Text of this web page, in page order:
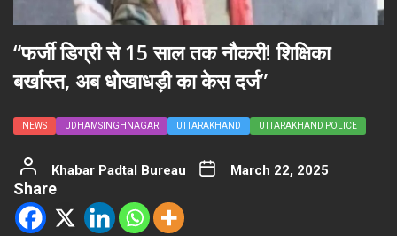
“फर्जी डिग्री से 15 साल तक नौकरी! शिक्षिका
बर्खास्त, अब धोखाधड़ी का केस दर्ज”
NEWS UDHAMSINGHNAGAR UTTARAKHAND UTTARAKHAND POLICE
Khabar Padtal Bureau March 22, 2025
Share